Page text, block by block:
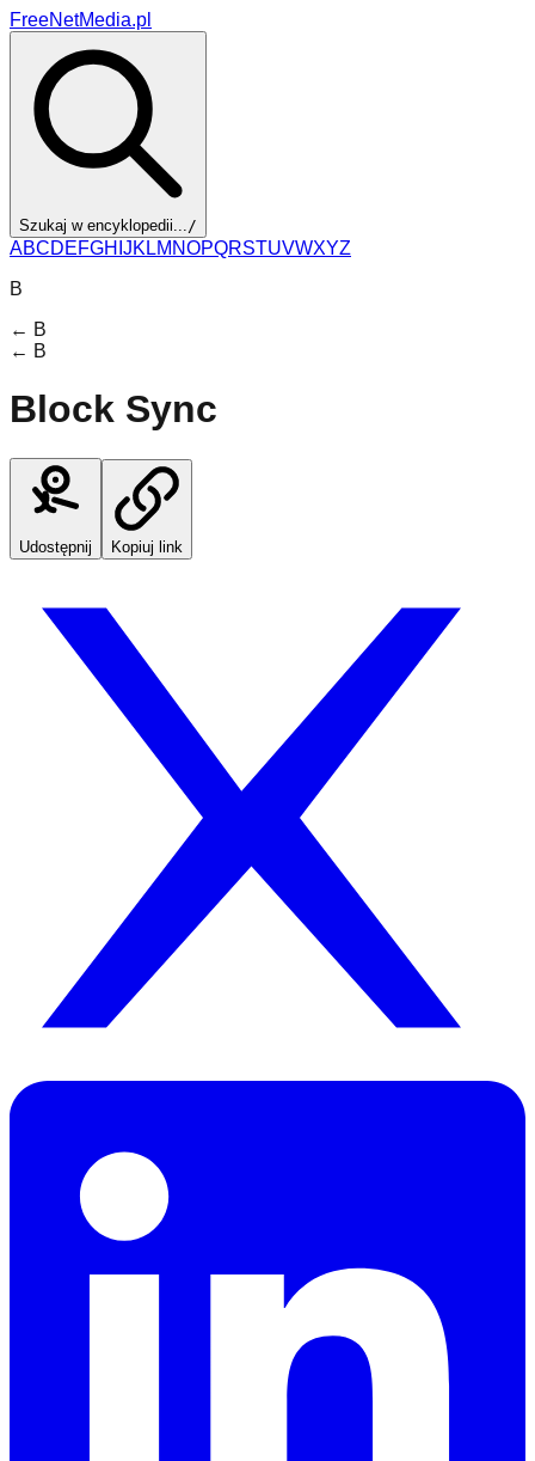
FreeNetMedia.pl
Szukaj w encyklopedii.../
ABCDEFGH JK LM NOPQRSTUVWXYZ
B
← B
← B
Block Sync
Udostępnij Kopiuj link